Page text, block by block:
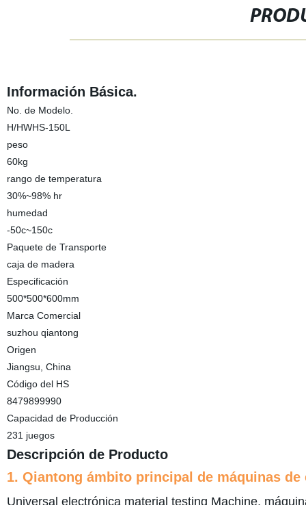
Información Básica.
No. de Modelo.
H/HWHS-150L
peso
60kg
rango de temperatura
30%~98% hr
humedad
-50c~150c
Paquete de Transporte
caja de madera
Especificación
500*500*600mm
Marca Comercial
suzhou qiantong
Origen
Jiangsu, China
Código del HS
8479899990
Capacidad de Producción
231 juegos
Descripción de Producto
1. Qiantong ámbito principal de máquinas de
Universal electrónica material testing Machine,